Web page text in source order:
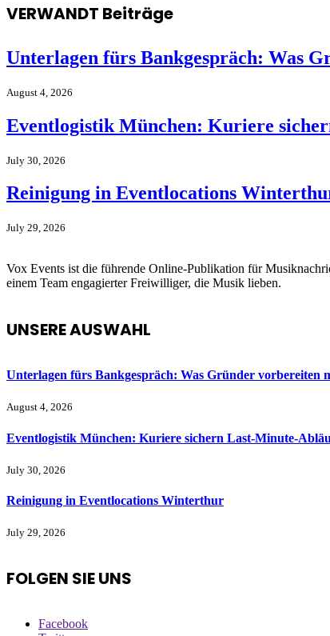
VERWANDT Beiträge
Unterlagen fürs Bankgespräch: Was
August 4, 2026
Eventlogistik München: Kuriere
July 30, 2026
Reinigung in Eventlocations
July 29, 2026
Vox Events ist die führende Online-Publikation für
einem Team engagierter Freiwilliger, die Musik lieben.
UNSERE AUSWAHL
Unterlagen fürs Bankgespräch: Was Gründer vorbereiten
August 4, 2026
Eventlogistik München: Kuriere sichern Last-Minute-
July 30, 2026
Reinigung in Eventlocations Winterthur
July 29, 2026
FOLGEN SIE UNS
Facebook